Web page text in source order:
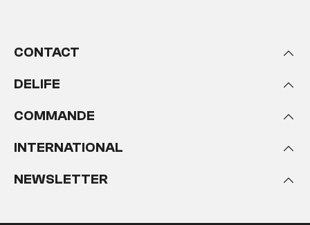
CONTACT
DELIFE
COMMANDE
INTERNATIONAL
NEWSLETTER